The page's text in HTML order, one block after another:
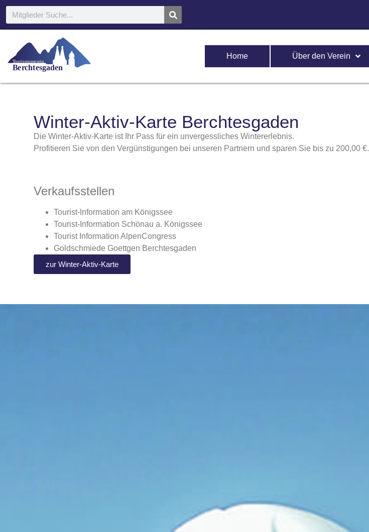
Berchtesgaden
Tourismusverein
Home Über den Verein
Winter-Aktiv-Karte Berchtesgaden
Die Winter-Aktiv-Karte ist Ihr Pass für ein unvergessliches Wintererlebnis.
Profitieren Sie von den Vergünstigungen bei unseren Partnern und sparen Sie bis zu 200,00 €.
Verkaufsstellen
Tourist-Information am Königssee
Tourist-Information Schönau a. Königssee
Tourist Information AlpenCongress
Goldschmiede Goettgen Berchtesgaden
zur Winter-Aktiv-Karte